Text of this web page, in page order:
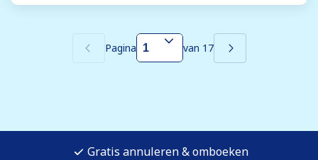
Pagina van 17
Gratis annuleren & omboeken